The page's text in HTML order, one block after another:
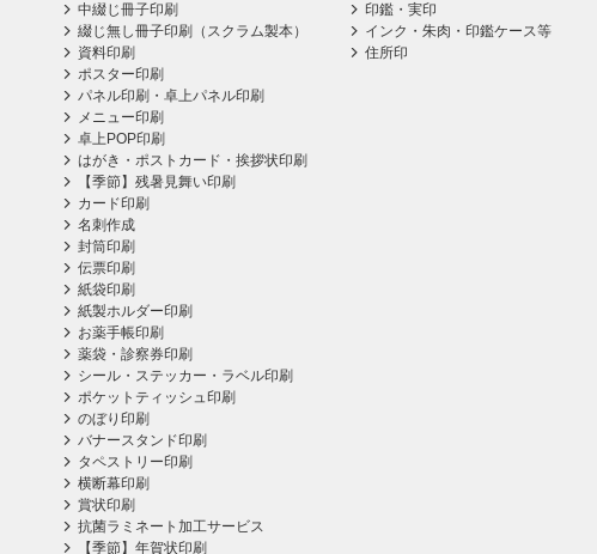
中綴じ冊子印刷
綴じ無し冊子印刷（スクラム製本）
資料印刷
ポスター印刷
パネル印刷・卓上パネル印刷
メニュー印刷
卓上POP印刷
はがき・ポストカード・挨拶状印刷
【季節】残暑見舞い印刷
カード印刷
名刺作成
封筒印刷
伝票印刷
紙袋印刷
紙製ホルダー印刷
お薬手帳印刷
薬袋・診察券印刷
シール・ステッカー・ラベル印刷
ポケットティッシュ印刷
のぼり印刷
バナースタンド印刷
タペストリー印刷
横断幕印刷
賞状印刷
抗菌ラミネート加工サービス
【季節】年賀状印刷
印鑑・実印
インク・朱肉・印鑑ケース等
住所印